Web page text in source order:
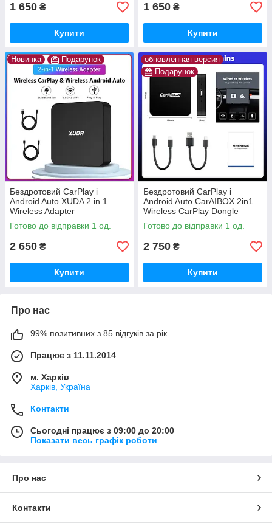
1 650 ₴
Купити
1 650 ₴
Купити
Новинка Подарунок
Бездротовий CarPlay і
Android Auto XUDA 2 in 1
Wireless Adapter
Готово до відправки 1 од.
2 650 ₴
Купити
обновленная версия
Подарунок
Бездротовий CarPlay і
Android Auto CarAIBOX 2in1
Wireless CarPlay Dongle
Wireless
Готово до відправки 1 од.
2 750 ₴
Купити
Про нас
99% позитивних з 85 відгуків за рік
Працює з 11.11.2014
м. Харків
Харків, Україна
Контакти
Сьогодні працює з 09:00 до 20:00
Показати весь графік роботи
Про нас
Контакти